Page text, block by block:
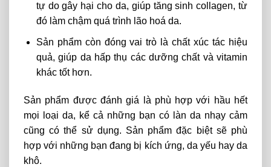
tự do gây hại cho da, giúp tăng sinh collagen, từ
đó làm chậm quá trình lão hoá da.
Sản phẩm còn đóng vai trò là chất xúc tác hiệu
quả, giúp da hấp thụ các dưỡng chất và vitamin
khác tốt hơn.
Sản phẩm được đánh giá là phù hợp với hầu hết
mọi loại da, kể cả những bạn có làn da nhạy cảm
cũng có thể sử dụng. Sản phẩm đặc biệt sẽ phù
hợp với những bạn đang bị kích ứng, da yếu hay da
khô.